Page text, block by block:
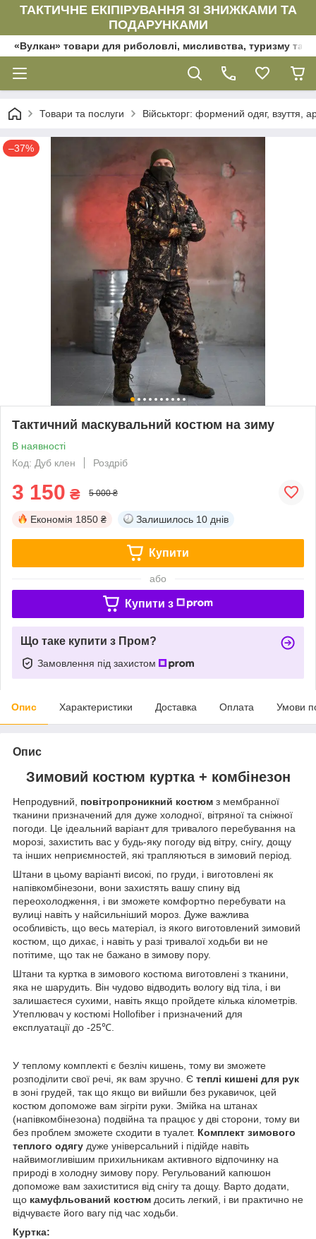
ТАКТИЧНЕ ЕКІПІРУВАННЯ ЗІ ЗНИЖКАМИ ТА
ПОДАРУНКАМИ
«Вулкан» товари для риболовлі, мисливства, туризму та
Товари та послуги Військторг: формений одяг, взуття,
–37%
Тактичний маскувальний костюм на зиму
В наявності
Код: Дуб клен
Роздріб
3 150 ₴ 5 000 ₴
Економія 1850 ₴ Залишилось 10 днів
Купити
або
Купити з
Що таке купити з Пром?
Замовлення під захистом
Опис Характеристики Доставка Оплата Умови
Опис
Зимовий костюм куртка + комбінезон
Непродувний, повітропроникний костюм з мембранної
тканини призначений для дуже холодної, вітряної та сніжної
погоди. Це ідеальний варіант для тривалого перебування на
морозі, захистить вас у будь-яку погоду від вітру, снігу, дощу
та інших неприємностей, які трапляються в зимовий період.
Штани в цьому варіанті високі, по груди, і виготовлені як
напівкомбінезони, вони захистять вашу спину від
переохолодження, і ви зможете комфортно перебувати на
вулиці навіть у найсильніший мороз. Дуже важлива
особливість, що весь матеріал, із якого виготовлений зимовий
костюм, що дихає, і навіть у разі тривалої ходьби ви не
потітиме, що так не бажано в зимову пору.
Штани та куртка в зимового костюма виготовлені з тканини,
яка не шарудить. Він чудово відводить вологу від тіла, і ви
залишаєтеся сухими, навіть якщо пройдете кілька кілометрів.
Утеплювач у костюмі Hollofiber і призначений для
експлуатації до -25℃.
У теплому комплекті є безліч кишень, тому ви зможете
розподілити свої речі, як вам зручно. Є теплі кишені для рук
в зоні грудей, так що якщо ви вийшли без рукавичок, цей
костюм допоможе вам зігріти руки. Змійка на штанах
(напівкомбінезона) подвійна та працює у дві сторони, тому ви
без проблем зможете сходити в туалет. Комплект зимового
теплого одягу дуже універсальний і підійде навіть
найвимогливішим прихильникам активного відпочинку на
природі в холодну зимову пору. Регульований капюшон
допоможе вам захиститися від снігу та дощу. Варто додати,
що камуфльований костюм досить легкий, і ви практично не
відчуваєте його вагу під час ходьби.
Куртка: